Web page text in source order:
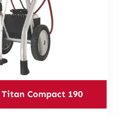
Compact 190